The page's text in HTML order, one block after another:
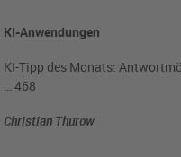
KI-Anwendungen
KI-Tipp des Monats:
… 468
Christian Thurow